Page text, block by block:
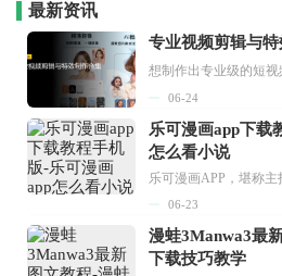
最新资讯
专业视频剪辑与
06-24
乐可漫画app下载
怎么看小说
06-23
漫蛙3Manwa3最
下载技巧教学